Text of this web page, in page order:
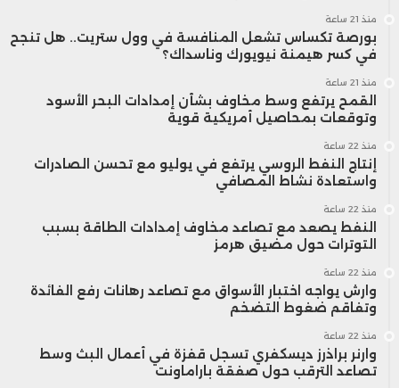
منذ 21 ساعة
بورصة تكساس تشعل المنافسة في وول ستريت.. هل تنجح
في كسر هيمنة نيويورك وناسداك؟
منذ 21 ساعة
القمح يرتفع وسط مخاوف بشأن إمدادات البحر الأسود
وتوقعات بمحاصيل أمريكية قوية
منذ 22 ساعة
إنتاج النفط الروسي يرتفع في يوليو مع تحسن الصادرات
واستعادة نشاط المصافي
منذ 22 ساعة
النفط يصعد مع تصاعد مخاوف إمدادات الطاقة بسبب
التوترات حول مضيق هرمز
منذ 22 ساعة
وارش يواجه اختبار الأسواق مع تصاعد رهانات رفع الفائدة
وتفاقم ضغوط التضخم
منذ 22 ساعة
وارنر براذرز ديسكفري تسجل قفزة في أعمال البث وسط
تصاعد الترقب حول صفقة باراماونت